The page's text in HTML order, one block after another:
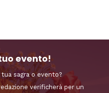
evento!
sagra o evento?
verificherà per un